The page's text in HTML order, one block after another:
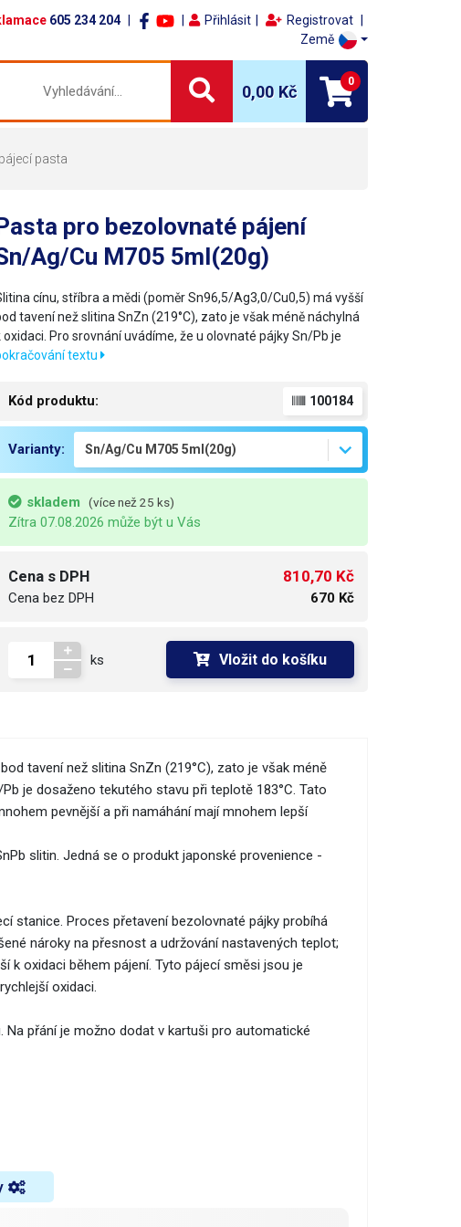
605 234 204 Přihlásit
Registrovat
Země
0,00 Kč
0
pasta
pro bezolovnaté pájení
Ag/Cu M705 5ml(20g)
cínu, stříbra a mědi (poměr Sn96,5/Ag3,0/Cu0,5) má vyšší
tavení než slitina SnZn (219°C), zato je však méně náchylná
oxidaci. Pro srovnání uvádíme, že u olovnaté pájky Sn/Pb je
textu
Kód produktu: 100184
Varianty:
skladem (více než 25 ks)
Zítra 07.08.2026 může být u Vás
Cena s DPH
Cena bez DPH
810,70 Kč
670 Kč
ks Vložit do košíku
tavení než slitina SnZn (219°C), zato je však méně
je dosaženo tekutého stavu při teplotě 183°C. Tato
pevnější a při namáhání mají mnohem lepší
slitin. Jedná se o produkt japonské provenience -
stanice. Proces přetavení bezolovnaté pájky probíhá
nároky na přesnost a udržování nastavených teplot;
k oxidaci během pájení. Tyto pájecí směsi jsou je
oxidaci.
přání je možno dodat v kartuši pro automatické